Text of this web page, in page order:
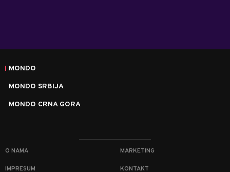
MONDO
MONDO SRBIJA
MONDO CRNA GORA
O NAMA MARKETING
IMPRESUM KONTAKT